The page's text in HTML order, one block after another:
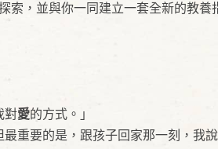
索，並與你一同建立一套全新的教
對愛的方式。」
最重要的是，跟孩子回家那一刻，我